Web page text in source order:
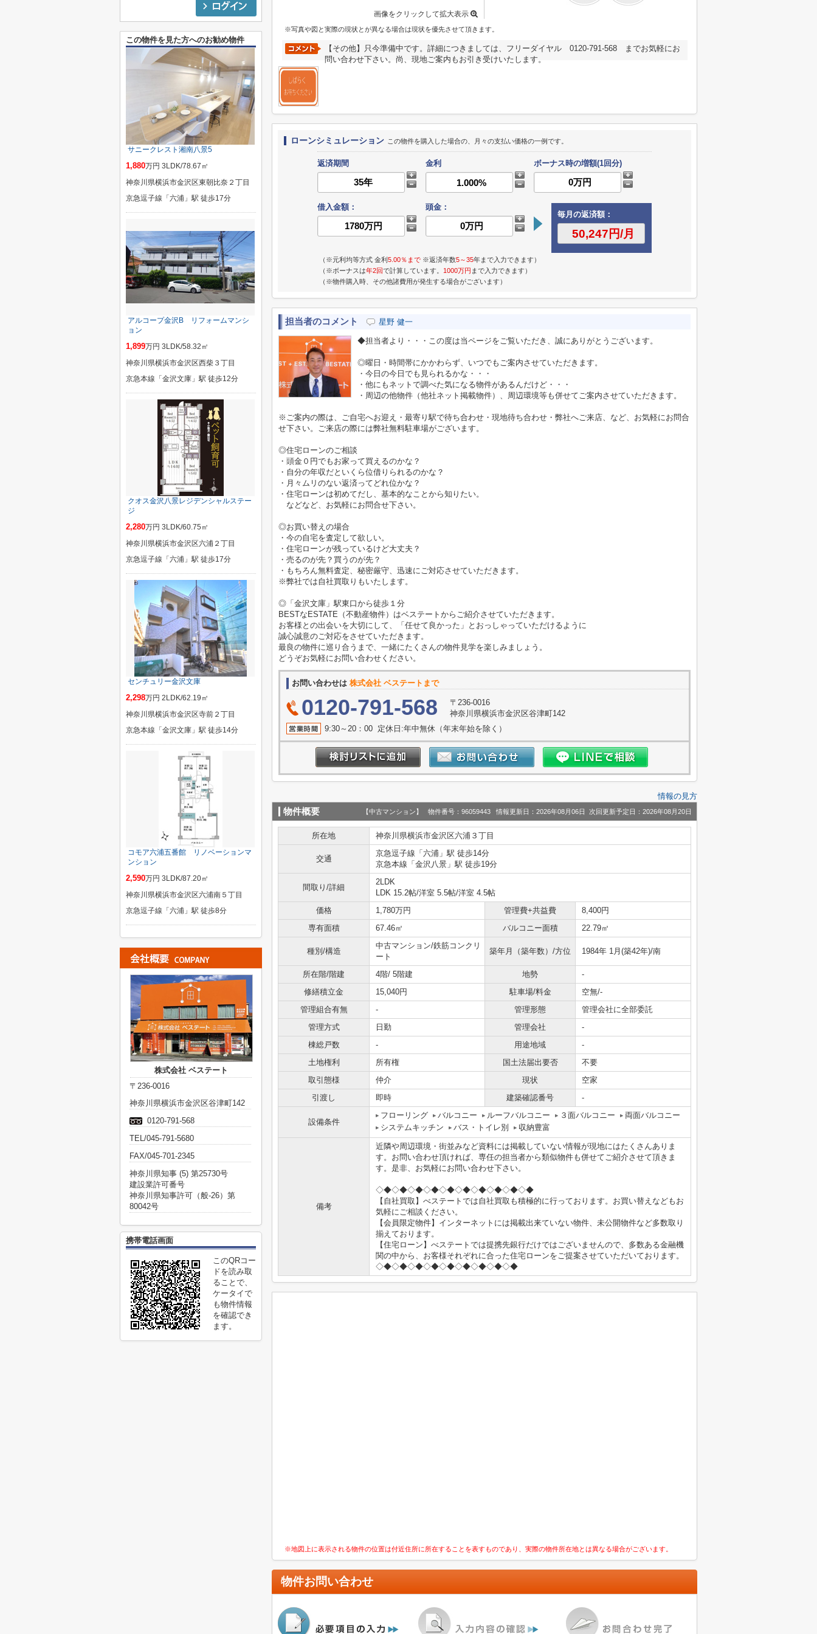
画像をクリックして拡大表示
※写真や図と実際の現状とが異なる場合は現状を優先させて頂きます。
【その他】只今準備中です。詳細につきましては、フリーダイヤル 0120-791-568 までお気軽にお
問い合わせ下さい。尚、現地ご案内もお引き受けいたします。
ローンシミュレーション この物件を購入した場合の、月々の支払い価格の一例です。
返済期間 金利 ボーナス時の増額(1回分)
借入金額：
頭金：
毎月の返済額：
（※元利均等方式 金利5.00％まで ※返済年数5～35年まで入力できます）
（※ボーナスは年2回で計算しています。 1000万円 まで入力できます）
（※物件購入時、その他諸費用が発生する場合がございます）
担当者のコメント 星野 健一
◆担当者より・・・この度は当ページをご覧いただき、誠にありがとうございます。
◎曜日・時間帯にかかわらず、いつでもご案内させていただきます。
・今日の今日でも見られるかな・・・
・他にもネットで調べた気になる物件があるんだけど・・・
・周辺の他物件（他社ネット掲載物件）、周辺環境等も併せてご案内させていただきます。
※ご案内の際は、ご自宅へお迎え・最寄り駅で待ち合わせ・現地待ち合わせ・弊社へご来店、など、お気軽にお問合
せ下さい。ご来店の際には弊社無料駐車場がございます。
◎住宅ローンのご相談
・頭金０円でもお家って買えるのかな？
・自分の年収だといくら位借りられるのかな？
・月々ムリのない返済ってどれ位かな？
・住宅ローンは初めてだし、基本的なことから知りたい。
などなど、お気軽にお問合せ下さい。
◎お買い替えの場合
・今の自宅を査定して欲しい。
・住宅ローンが残っているけど大丈夫？
・売るのが先？買うのが先？
・もちろん無料査定、秘密厳守、迅速にご対応させていただきます。
※弊社では自社買取りもいたします。
◎「金沢文庫」駅東口から徒歩１分
BESTなESTATE（不動産物件）はベステートからご紹介させていただきます。
お客様との出会いを大切にして、「任せて良かった」とおっしゃっていただけるように
誠心誠意のご対応をさせていただきます。
最良の物件に巡り合うまで、一緒にたくさんの物件見学を楽しみましょう。
どうぞお気軽にお問い合わせください。
お問い合わせは 株式会社 ベステートまで
0120-791-568
〒236-0016
神奈川県横浜市金沢区谷津町142
9:30～20：00 定休日:年中無休（年末年始を除く）
情報の見方
物件概要 【中古マンション】 物件番号：96059443 情報更新日：2026年08月06日 次回更新予定日：2026年08月20日
所在地 神奈川県横浜市金沢区六浦３丁目
交通
京急逗子線「六浦」駅 徒歩14分
京急本線「金沢八景」駅 徒歩19分
間取り/詳細
2LDK
LDK 15.2帖/洋室 5.5帖/洋室 4.5帖
価格
1,780万円 管理費+共益費
8,400円
専有面積
67.46㎡ バルコニー面積 22.79㎡
種別/構造
中古マンション/鉄筋コンクリ
ート
築年月（築年数）/方位 1984年 1月(築42年)/南
所在階/階建 4階/ 5階建 地勢
-
修繕積立金
15,040円 駐車場/料金
空無/-
管理組合有無
- 管理形態
管理会社に全部委託
管理方式
日勤 管理会社
-
棟総戸数
- 用途地域
-
土地権利
所有権 国土法届出要否
不要
取引態様
仲介 現状
空家
引渡し
即時 建築確認番号 -
設備条件
フローリング バルコニー ルーフバルコニー ３面バルコニー
両面バルコニー
システムキッチン
バス・トイレ別 収納豊富
備考
近隣や周辺環境・街並みなど資料には掲載していない情報が現地にはたくさんありま
す。お問い合わせ頂ければ、専任の担当者から類似物件も併せてご紹介させて頂きま
す。是非、お気軽にお問い合わせ下さい。
◇◆◇◆◇◆◇◆◇◆◇◆◇◆◇◆◇◆◇◆
【自社買取】べステートでは自社買取も積極的に行っております。お買い替えなどもお
気軽にご相談ください。
【会員限定物件】インターネットには掲載出来ていない物件、未公開物件など多数取り
揃えております。
【住宅ローン】べステートでは提携先銀行だけではございませんので、多数ある金融機
関の中から、お客様それぞれに合った住宅ローンをご提案させていただいております。
◇◆◇◆◇◆◇◆◇◆◇◆◇◆◇◆◇◆
※地図上に表示される物件の位置は付近住所に所在することを表すものであり、実際の物件所在地とは異なる場合がございます。
物件お問い合わせ
この物件を見た方へのお勧め物件
サニークレスト湘南八景5
1,880万円 3LDK/78.67㎡
神奈川県横浜市金沢区東朝比奈２丁目
京急逗子線「六浦」駅 徒歩17分
アルコープ金沢B リフォームマンシ
ョン
1,899万円 3LDK/58.32㎡
神奈川県横浜市金沢区西柴３丁目
京急本線「金沢文庫」駅 徒歩12分
クオス金沢八景レジデンシャルステー
ジ
2,280万円 3LDK/60.75㎡
神奈川県横浜市金沢区六浦２丁目
京急逗子線「六浦」駅 徒歩17分
センチュリー金沢文庫
2,298万円 2LDK/62.19㎡
神奈川県横浜市金沢区寺前２丁目
京急本線「金沢文庫」駅 徒歩14分
コモア六浦五番館 リノベーションマ
ンション
2,590万円 3LDK/87.20㎡
神奈川県横浜市金沢区六浦南５丁目
京急逗子線「六浦」駅 徒歩8分
株式会社 ベステート
〒236-0016
神奈川県横浜市金沢区谷津町142
0120-791-568
TEL/045-791-5680
FAX/045-701-2345
神奈川県知事 (5) 第25730号
建設業許可番号
神奈川県知事許可（般-26）第
80042号
携帯電話画面
このQRコー
ドを読み取
ることで、
ケータイで
も物件情報
を確認でき
ます。